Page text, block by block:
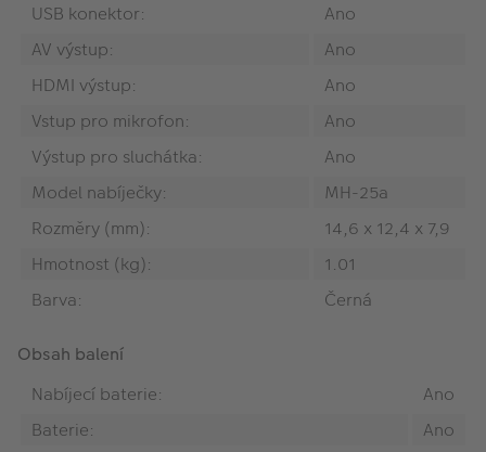
USB konektor:
Ano
AV výstup:
Ano
HDMI výstup:
Ano
Vstup pro mikrofon:
Ano
Výstup pro sluchátka:
Ano
Model nabíječky:
MH-25a
Rozměry (mm):
14,6 x 12,4 x 7,9
Hmotnost (kg):
1.01
Barva:
Černá
Obsah balení
Nabíjecí baterie:
Ano
Baterie:
Ano